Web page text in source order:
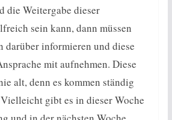
die Weitergabe dieser
sein kann, dann müssen
darüber informieren und diese
mit aufnehmen. Diese
alt, denn es kommen ständig
gibt es in dieser Woche